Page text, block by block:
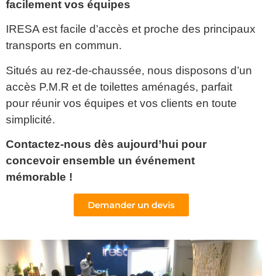
facilement vos équipes
IRESA est facile d’accès et proche des principaux
transports en commun.
Situés au rez-de-chaussée, nous disposons d’un
accès P.M.R et de toilettes aménagés, parfait
pour réunir vos équipes et vos clients en toute
simplicité.
Contactez-nous dès aujourd’hui pour
concevoir ensemble un événement
mémorable !
Demander un devis